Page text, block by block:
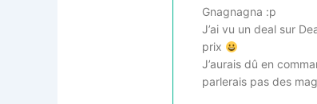
Gnagnagna :p
J’ai vu un deal sur
prix
J’aurais dû en
parlerais pas des